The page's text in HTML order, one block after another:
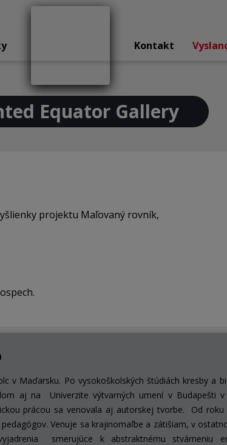
Equator Gallery
Kontakt
projektu Maľovaný rovník,
v Maďarsku. Po vysokoškolských štúdiách kresby a
aj na Univerzite výtvarných umení v Budapešti
prácou sa venovala aj autorskej tvorbe. Od roku
Venuje sa krajinomaľbe a zátišiam, v
smerujúce k abstraktnému stvárneniu